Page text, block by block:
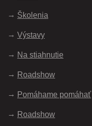
Školenia
Výstavy
Na stiahnutie
Roadshow
Pomáhame pomáhať
Roadshow